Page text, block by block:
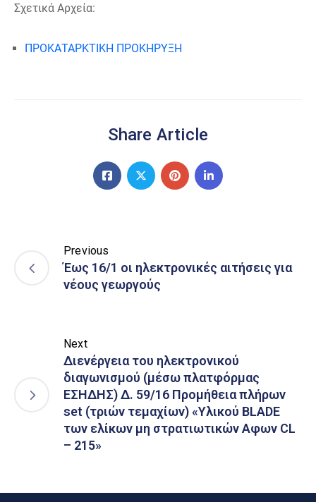
Σχετικά Αρχεία:
ΠΡΟΚΑΤΑΡΚΤΙΚΗ ΠΡΟΚΗΡΥΞΗ
Share Article
Previous
Έως 16/1 οι ηλεκτρονικές αιτήσεις για
νέους γεωργούς
Next
Διενέργεια του ηλεκτρονικού
διαγωνισμού (μέσω πλατφόρμας
ΕΣΗΔΗΣ) Δ. 59/16 Προμήθεια πλήρων
set (τριών τεμαχίων) «Υλικού BLADE
των ελίκων μη στρατιωτικών Αφων CL
– 215»